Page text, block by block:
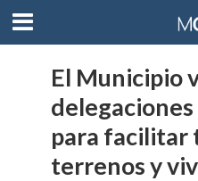
El Municipio
para facilitar
terrenos y